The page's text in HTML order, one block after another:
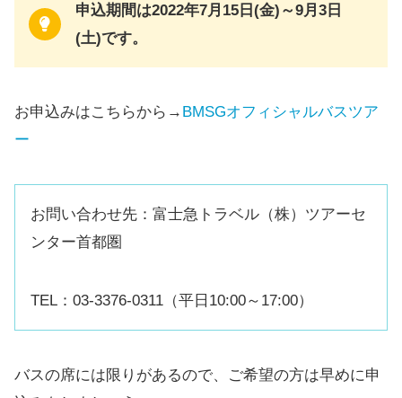
申込期間は2022年7月15日(金)～9月3日
(土)です。
お申込みはこちらから→ BMSGオフィシャルバスツア
ー
お問い合わせ先：富士急トラベル（株）ツアーセ
ンター首都圏
TEL：03-3376-0311（平日10:00～17:00）
バスの席には限りがあるので、ご希望の方は早めに申